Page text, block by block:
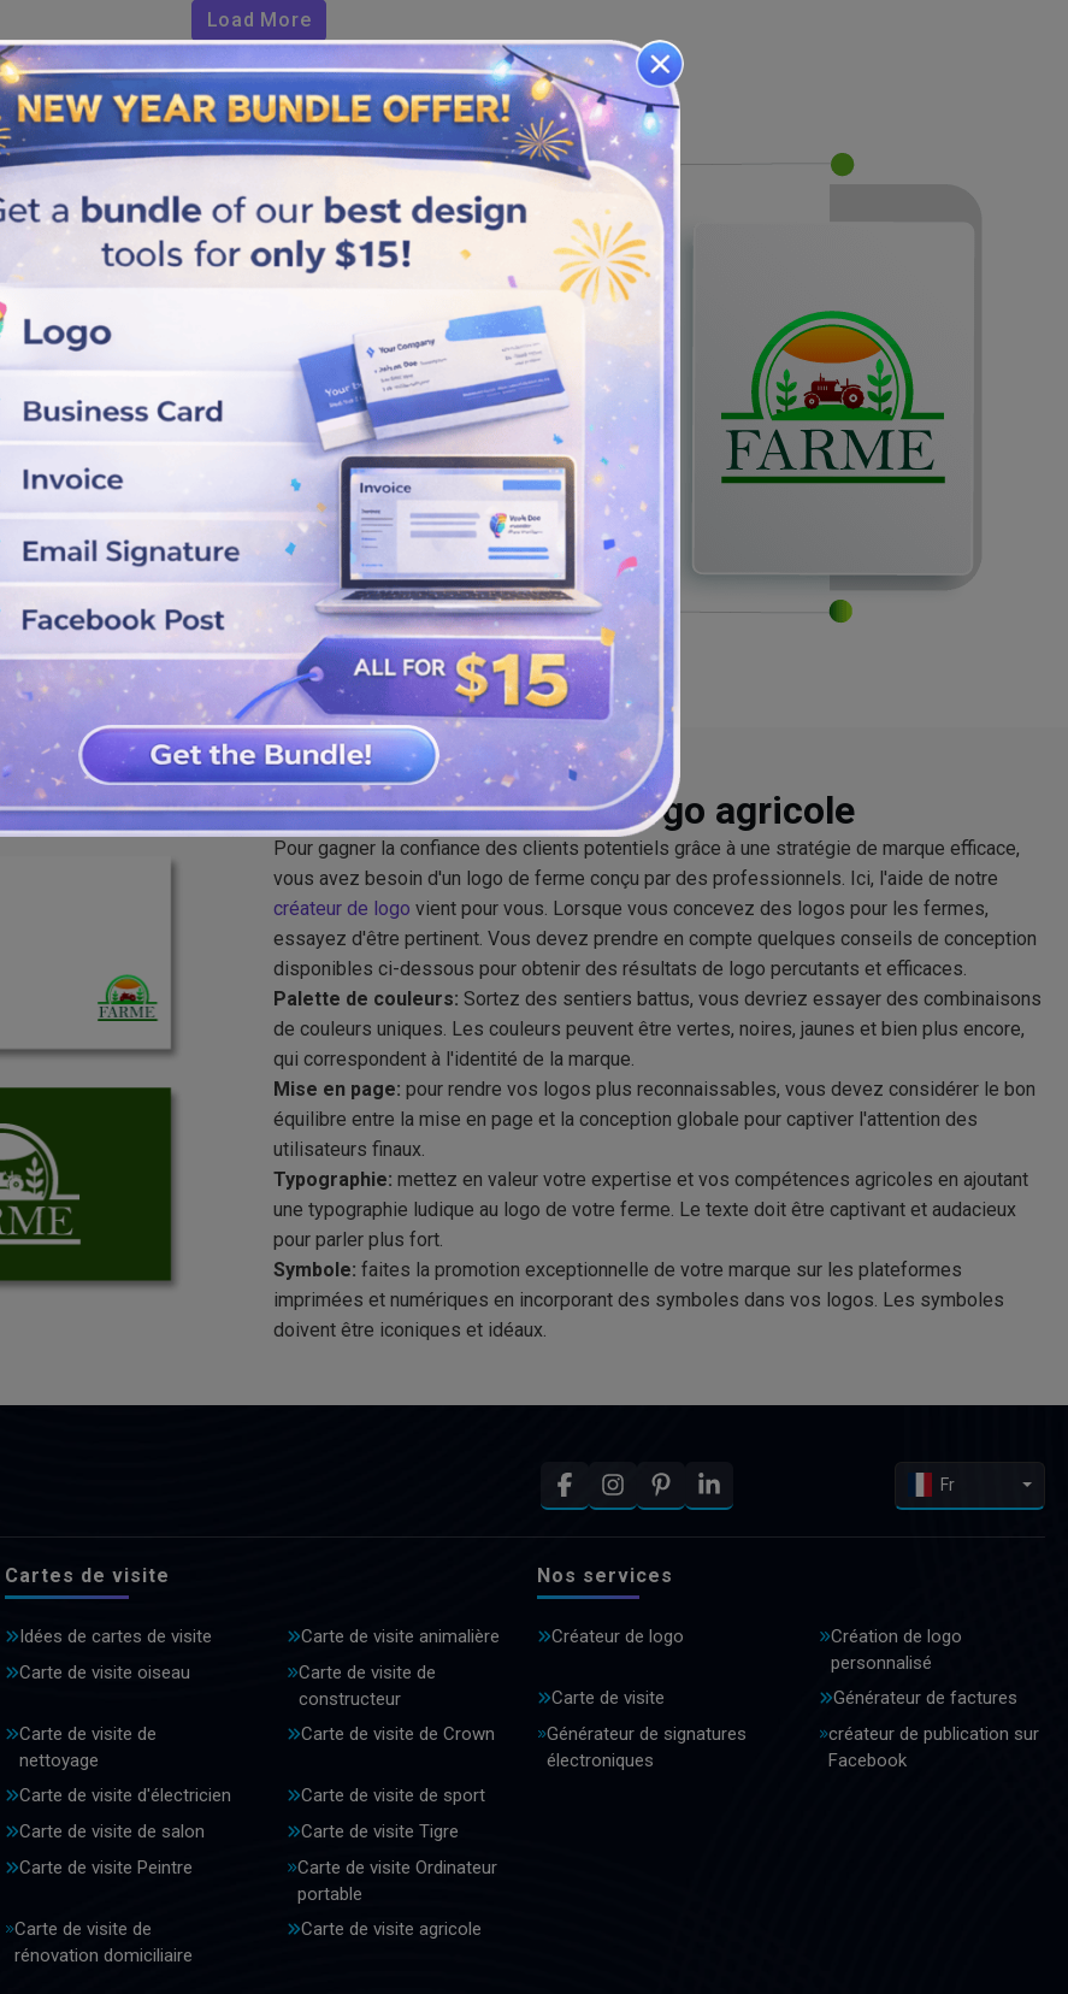
Load More
en ligne?
de votre marque grâce à
populaires et contiennent
visibilité à votre
étapes décrites ci
les options que nous
à l'aide d'éléments de
utilisant des combinaisons
icônes de marque.
les depuis notre
quand vous le souhaitez.
Meilleur créateur de logo agricole
Pour gagner la confiance des clients potentiels grâce à une stratégie de marque efficace,
vous avez besoin d'un logo de ferme conçu par des professionnels. Ici, l'aide de notre
créateur de logo vient pour vous. Lorsque vous concevez des logos pour les fermes,
essayez d'être pertinent. Vous devez prendre en compte quelques conseils de conception
disponibles ci-dessous pour obtenir des résultats de logo percutants et efficaces.
Palette de couleurs: Sortez des sentiers battus, vous devriez essayer des combinaisons
de couleurs uniques. Les couleurs peuvent être vertes, noires, jaunes et bien plus encore,
qui correspondent à l'identité de la marque.
Mise en page: pour rendre vos logos plus reconnaissables, vous devez considérer le bon
équilibre entre la mise en page et la conception globale pour captiver l'attention des
utilisateurs finaux.
Typographie: mettez en valeur votre expertise et vos compétences agricoles en ajoutant
une typographie ludique au logo de votre ferme. Le texte doit être captivant et audacieux
pour parler plus fort.
Symbole: faites la promotion exceptionnelle de votre marque sur les plateformes
imprimées et numériques en incorporant des symboles dans vos logos. Les symboles
doivent être iconiques et idéaux.
Fr
Cartes de visite
Idées de cartes de visite
Carte de visite animalière
Carte de visite oiseau
Carte de visite de
constructeur
Carte de visite de
nettoyage
Carte de visite de Crown
Carte de visite d'électricien
Carte de visite de sport
Carte de visite de salon
Carte de visite Tigre
Carte de visite Peintre
Carte de visite Ordinateur
portable
Carte de visite de
rénovation domiciliaire
Carte de visite agricole
Nos services
Créateur de logo
Création de logo
personnalisé
Carte de visite
Générateur de factures
Générateur de signatures
électroniques
créateur de publication sur
Facebook